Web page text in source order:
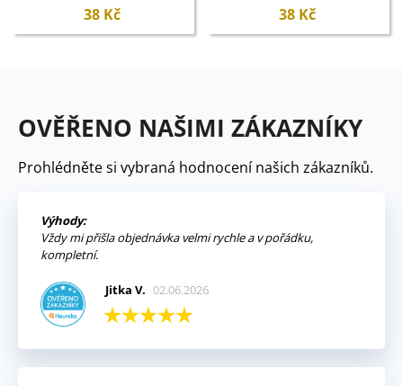
angustifolia - semena -
38 Kč
angustifolia - semena -
38 Kč
OVĚŘENO NAŠIMI ZÁKAZNÍKY
Prohlédněte si vybraná hodnocení našich zákazníků.
Výhody:
Vždy mi přišla objednávka velmi rychle a v pořádku,
kompletní.
Jitka V. 02.06.2026